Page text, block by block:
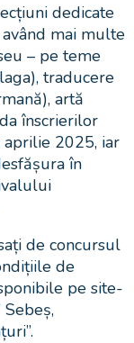
dedicate
mai multe
– pe teme
traducere
artă
înscrierilor
2025, iar
în
de concursul
de
pe site-